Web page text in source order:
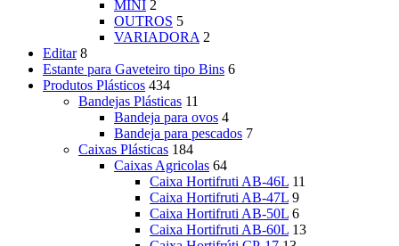
MINI 2
OUTROS 5
VARIADORA 2
Editar 8
Estante para Gaveteiro tipo Bins 6
Produtos Plásticos 434
Bandejas Plásticas 11
Bandeja para ovos 4
Bandeja para pescados 7
Caixas Plásticas 184
Caixas Agricolas 64
Caixa Hortifruti AB-46L 11
Caixa Hortifruti AB-47L 9
Caixa Hortifruti AB-50L 6
Caixa Hortifruti AB-60L 13